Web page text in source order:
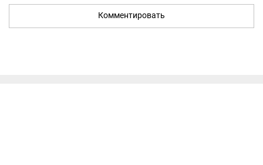
Комментировать